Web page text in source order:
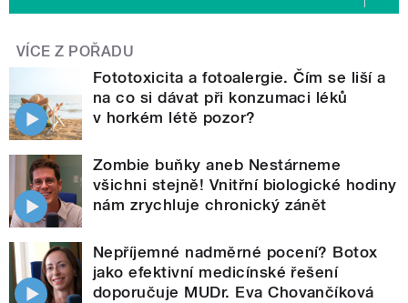
VÍCE Z POŘADU
Fototoxicita a fotoalergie. Čím se liší a
na co si dávat při konzumaci léků
v horkém létě pozor?
Zombie buňky aneb Nestárneme
všichni stejně! Vnitřní biologické hodiny
nám zrychluje chronický zánět
Nepříjemné nadměrné pocení? Botox
jako efektivní medicínské řešení
doporučuje MUDr. Eva Chovančíková